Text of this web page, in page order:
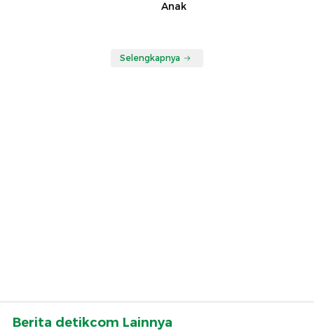
Anak
Selengkapnya
Berita detikcom Lainnya